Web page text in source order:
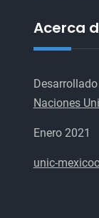
Acerca
Desarrollado
Naciones
Enero 2021
unic-